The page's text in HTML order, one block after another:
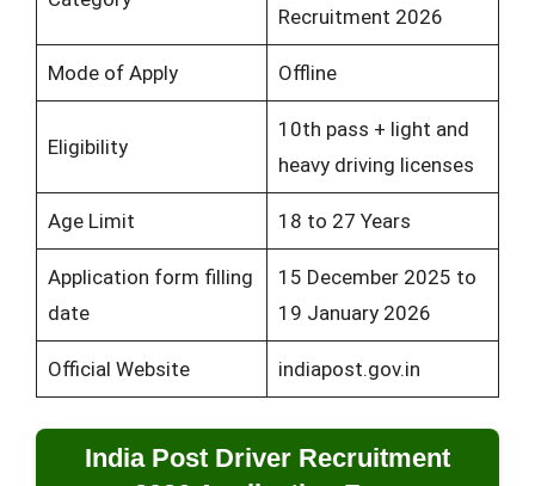
Recruitment 2026
Mode of Apply Offline
Eligibility
10th pass + light and
heavy driving licenses
Age Limit 18 to 27 Years
Application form filling
date
15 December 2025 to
19 January 2026
Official Website indiapost.gov.in
India Post Driver Recruitment